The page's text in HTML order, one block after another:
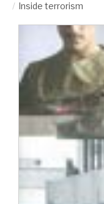
Inside terrorism